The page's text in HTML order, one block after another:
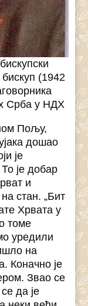
(1942
Срба у НДХ
Пољу,
дошао
је
је добар
и
стан. „Бит
Хрвата у
томе
уредили
на
Коначно је
Звао се
да је